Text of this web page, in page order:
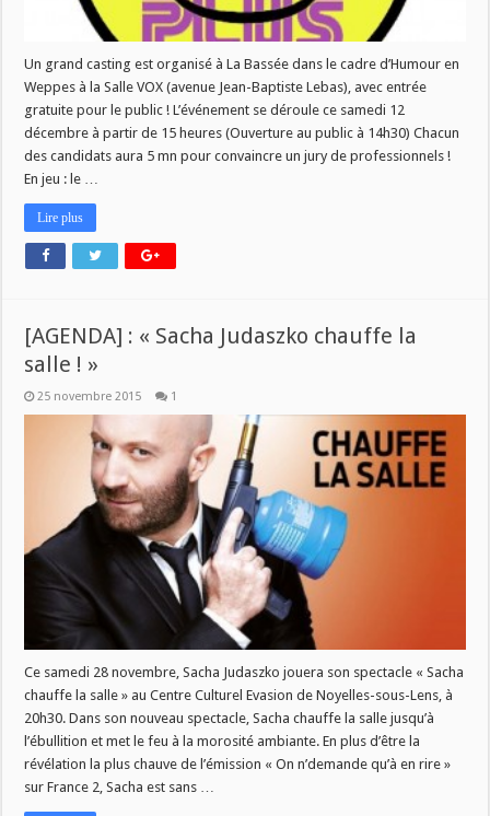
Un grand casting est organisé à La Bassée dans le cadre d’Humour en
Weppes à la Salle VOX (avenue Jean-Baptiste Lebas), avec entrée
gratuite pour le public ! L’événement se déroule ce samedi 12
décembre à partir de 15 heures (Ouverture au public à 14h30) Chacun
des candidats aura 5 mn pour convaincre un jury de professionnels !
En jeu : le …
Lire plus
[AGENDA] : « Sacha Judaszko chauffe la
salle ! »
25 novembre 2015 1
Ce samedi 28 novembre, Sacha Judaszko jouera son spectacle « Sacha
chauffe la salle » au Centre Culturel Evasion de Noyelles-sous-Lens, à
20h30. Dans son nouveau spectacle, Sacha chauffe la salle jusqu’à
l’ébullition et met le feu à la morosité ambiante. En plus d’être la
révélation la plus chauve de l’émission « On n’demande qu’à en rire »
sur France 2, Sacha est sans …